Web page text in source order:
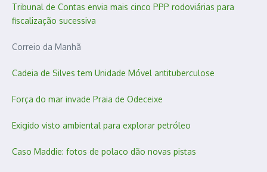
Tribunal de Contas envia mais cinco PPP rodoviárias para
fiscalização sucessiva
Correio da Manhã
Cadeia de Silves tem Unidade Móvel antituberculose
Força do mar invade Praia de Odeceixe
Exigido visto ambiental para explorar petróleo
Caso Maddie: fotos de polaco dão novas pistas